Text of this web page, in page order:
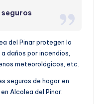
del Pinar protegen la
daños por incendios,
meteorológicos, etc.
seguros de hogar en
Alcolea del Pinar: